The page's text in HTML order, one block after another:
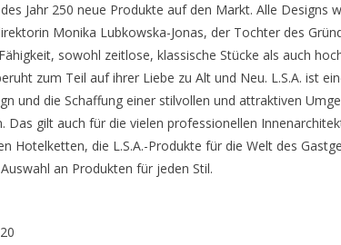
Jahr 250 neue Produkte auf den Markt. Alle Designs
Monika Lubkowska-Jonas, der Tochter des
sowohl zeitlose, klassische Stücke als auch
zum Teil auf ihrer Liebe zu Alt und Neu. L.S.A. ist
und die Schaffung einer stilvollen und attraktiven
Das gilt auch für die vielen professionellen
Hotelketten, die L.S.A.-Produkte für die Welt des
an Produkten für jeden Stil.